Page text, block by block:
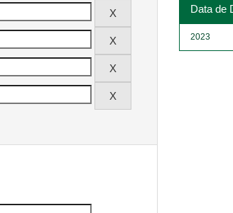
Data de
2023